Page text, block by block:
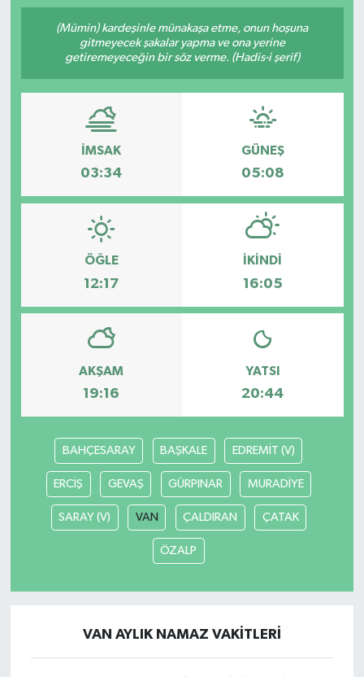
(Mümin) kardeşinle münakaşa etme, onun hoşuna
gitmeyecek şakalar yapma ve ona yerine
getiremeyeceğin bir söz verme. (Hadis-i şerif)
İMSAK
03:34
GÜNEŞ
05:08
ÖĞLE
12:17
İKINDI
16:05
AKŞAM
19:16
YATSI
20:44
BAHÇESARAY BAŞKALE EDREMİT (V)
ERCİŞ GEVAŞ GÜRPINAR MURADİYE
SARAY (V) VAN ÇALDIRAN ÇATAK
ÖZALP
VAN AYLIK NAMAZ VAKITLERI